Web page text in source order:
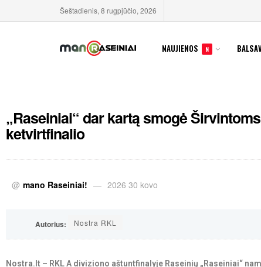
Šeštadienis, 8 rugpjūčio, 2026
NAUJIENOS N
„Raseiniai“ dar kartą smogė
ketvirtfinalio
@ mano Raseiniai! 2026 30 kovo
Autorius: Nostra RKL
Nostra.lt – RKL A diviziono aštuntfinalyje Raseinių „Raseiniai“